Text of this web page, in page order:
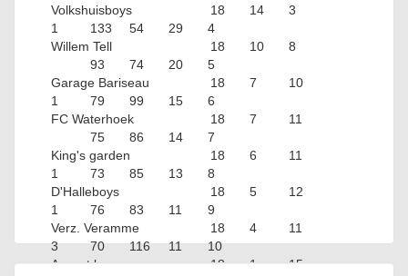
Volkshuisboys
18 14
3
1
133 54 29
4
Willem Tell
18 10
8
93
74 20
5
Garage Bariseau
18 7
10
1
79 99 15
6
FC Waterhoek
18 7
11
75
86 14
7
King's garden
18 6
11
1
73 85 13
8
D'Halleboys
18 5
12
1
76 83 11
9
Verz. Veramme
18 4
11
3
70 116 11
10
Accent boys
18 1
15